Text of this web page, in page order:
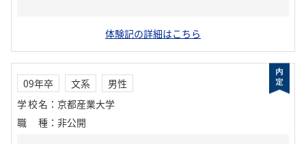
体験記の詳細はこちら
09年卒 文系
男性
学校名 ： 京都産業大学
職種 ： 非公開